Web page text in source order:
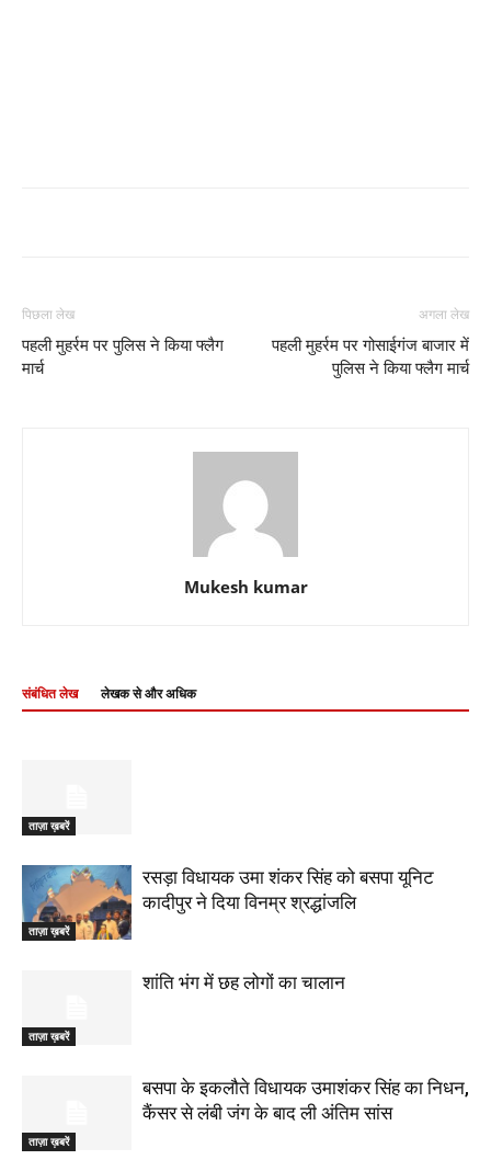
पिछला लेख
पहली मुहर्रम पर पुलिस ने किया फ्लैग
मार्च
अगला लेख
पहली मुहर्रम पर गोसाईगंज बाजार में
पुलिस ने किया फ्लैग मार्च
Mukesh kumar
संबंधित लेख लेखक से और अधिक
ताज़ा ख़बरें
ताज़ा ख़बरें
रसड़ा विधायक उमा शंकर सिंह को बसपा यूनिट
कादीपुर ने दिया विनम्र श्रद्धांजलि
ताज़ा ख़बरें
शांति भंग में छह लोगों का चालान
ताज़ा ख़बरें
बसपा के इकलौते विधायक उमाशंकर सिंह का निधन,
कैंसर से लंबी जंग के बाद ली अंतिम सांस